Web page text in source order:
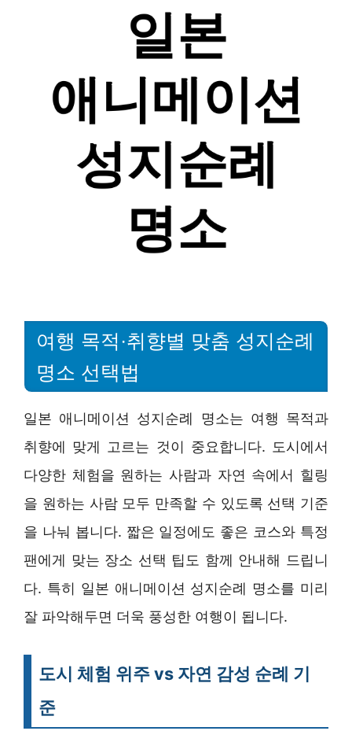
여행 목적·취향별 맞춤 성지순례
명소 선택법
일본 애니메이션 성지순례 명소는 여행 목적과
취향에 맞게 고르는 것이 중요합니다. 도시에서
다양한 체험을 원하는 사람과 자연 속에서 힐링
을 원하는 사람 모두 만족할 수 있도록 선택 기준
을 나눠 봅니다. 짧은 일정에도 좋은 코스와 특정
팬에게 맞는 장소 선택 팁도 함께 안내해 드립니
다. 특히 일본 애니메이션 성지순례 명소를 미리
잘 파악해두면 더욱 풍성한 여행이 됩니다.
도시 체험 위주 vs 자연 감성 순례 기
준